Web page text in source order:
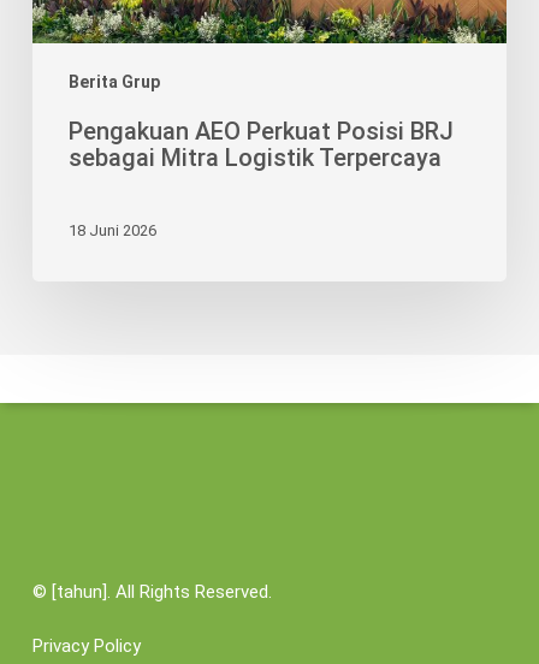
Berita Grup
Pengakuan AEO Perkuat Posisi BRJ
sebagai Mitra Logistik Terpercaya
18 Juni 2026
© [tahun]. All Rights Reserved.
Privacy Policy